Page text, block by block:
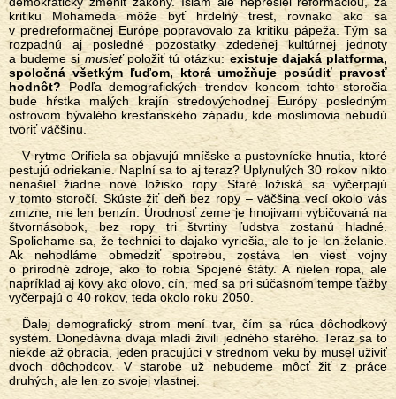
kritiku Mohameda môže byť hrdelný trest, rovnako ako sa
v predreformačnej Európe popravovalo za kritiku pápeža. Tým sa
rozpadnú aj posledné pozostatky zdedenej kultúrnej jednoty
a budeme si musieťpoložiť tú otázku: existuje dajaká platforma,
spoločná všetkým ľuďom, ktorá umožňuje posúdiť pravosť
hodnôt? Podľa demografických trendov koncom tohto storočia
bude hŕstka malých krajín stredovýchodnej Európy posledným
ostrovom bývalého kresťanského západu, kde moslimovia nebudú
tvoriť väčšinu.
V rytme Orifiela sa objavujú mníšske a pustovnícke hnutia, ktoré
pestujú odriekanie. Naplní sa to aj teraz? Uplynulých 30 rokov nikto
nenašiel žiadne nové ložisko ropy. Staré ložiská sa vyčerpajú
v tomto storočí. Skúste žiť deň bez ropy – väčšina vecí okolo vás
zmizne, nie len benzín. Úrodnosť zeme je hnojivami vybičovaná na
štvornásobok, bez ropy tri štvrtiny ľudstva zostanú hladné.
Spoliehame sa, že technici to dajako vyriešia, ale to je len želanie.
Ak nehodláme obmedziť spotrebu, zostáva len viesť vojny
o prírodné zdroje, ako to robia Spojené štáty. A nielen ropa, ale
napríklad aj kovy ako olovo, cín, meď sa pri súčasnom tempe ťažby
vyčerpajú o 40 rokov, teda okolo roku 2050.
Ďalej demografický strom mení tvar, čím sa rúca dôchodkový
systém. Donedávna dvaja mladí živili jedného starého. Teraz sa to
niekde až obracia, jeden pracujúci v strednom veku by musel uživiť
dvoch dôchodcov. V starobe už nebudeme môcť žiť z práce
druhých, ale len zo svojej vlastnej.